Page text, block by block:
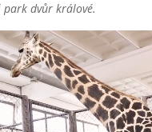
dvůr králové.